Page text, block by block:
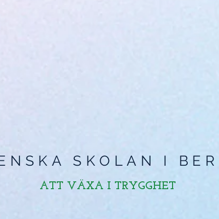
SKOLAN I
ATT VÄXA I TRYGGHET